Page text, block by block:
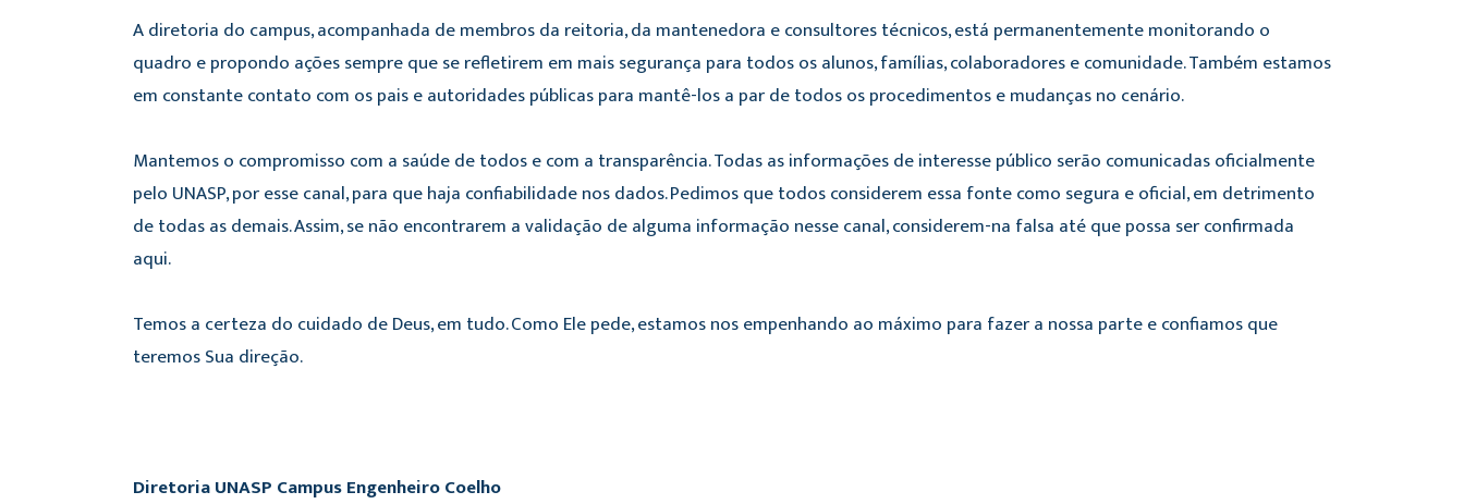
A diretoria do campus, acompanhada de membros da reitoria, da mantenedora e consultores técnicos, está permanentemente monitorando o
quadro e propondo ações sempre que se refletirem em mais segurança para todos os alunos, famílias, colaboradores e comunidade. Também estamos
em constante contato com os pais e autoridades públicas para mantê-los a par de todos os procedimentos e mudanças no cenário.
Mantemos o compromisso com a saúde de todos e com a transparência. Todas as informações de interesse público serão comunicadas oficialmente
pelo UNASP, por esse canal, para que haja confiabilidade nos dados. Pedimos que todos considerem essa fonte como segura e oficial, em detrimento
de todas as demais. Assim, se não encontrarem a validação de alguma informação nesse canal, considerem-na falsa até que possa ser confirmada
aqui.
Temos a certeza do cuidado de Deus, em tudo. Como Ele pede, estamos nos empenhando ao máximo para fazer a nossa parte e confiamos que
teremos Sua direção.
Diretoria UNASP Campus Engenheiro Coelho